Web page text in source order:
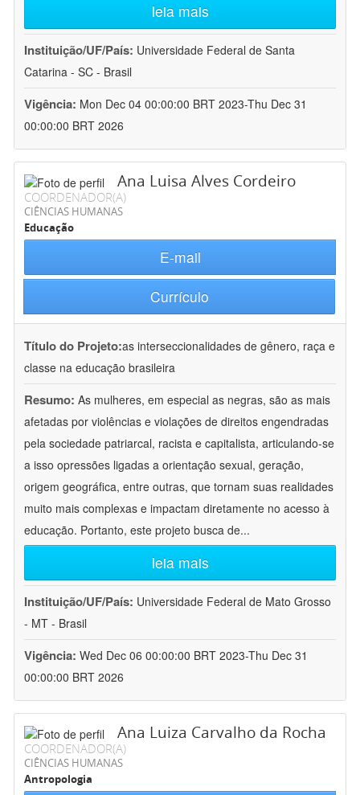
leia mais
Instituição/UF/País: Universidade Federal de Santa
Catarina - SC - Brasil
Vigência: Mon Dec 04 00:00:00 BRT 2023-Thu Dec 31
00:00:00 BRT 2026
Ana Luisa Alves Cordeiro
COORDENADOR(A)
CIÊNCIAS HUMANAS
Educação
E-mail
Currículo
Título do Projeto:as interseccionalidades de gênero, raça e
classe na educação brasileira
Resumo: As mulheres, em especial as negras, são as mais
afetadas por violências e violações de direitos engendradas
pela sociedade patriarcal, racista e capitalista, articulando-se
a isso opressões ligadas a orientação sexual, geração,
origem geográfica, entre outras, que tornam suas realidades
muito mais complexas e impactam diretamente no acesso à
educação. Portanto, este projeto busca de...
leia mais
Instituição/UF/País: Universidade Federal de Mato Grosso
- MT - Brasil
Vigência: Wed Dec 06 00:00:00 BRT 2023-Thu Dec 31
00:00:00 BRT 2026
Ana Luiza Carvalho da Rocha
COORDENADOR(A)
CIÊNCIAS HUMANAS
Antropologia